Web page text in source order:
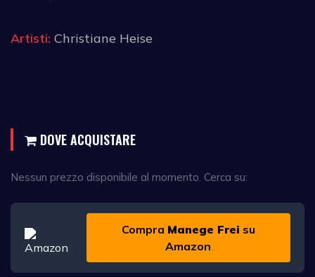
Artisti: Christiane Heise
DOVE ACQUISTARE
Nessun prezzo disponibile al momento. Cerca su:
Compra Manege Frei su
Amazon